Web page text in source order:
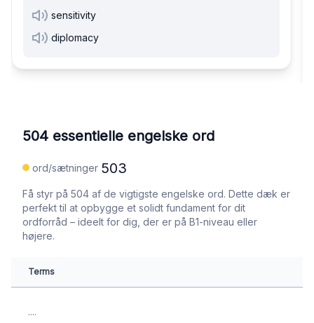
sensitivity
diplomacy
504 essentielle engelske ord
ord/sætninger 503
Få styr på 504 af de vigtigste engelske ord. Dette dæk er
perfekt til at opbygge et solidt fundament for dit
ordforråd – ideelt for dig, der er på B1-niveau eller
højere.
Terms
....